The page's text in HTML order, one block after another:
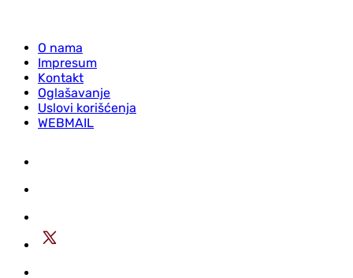
O nama
Impresum
Kontakt
Oglašavanje
Uslovi korišćenja
WEBMAIL